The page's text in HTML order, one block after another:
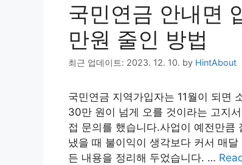
국민연금 안내면
만원 줄인 방법
최근 업데이트: 2023. 12. 10. by HintAbout
국민연금 지역가입자는 11월이 되면
30만 원이 넘게 오를 것이라는 고지
접 문의를 했습니다.사업이 예전만큼
냈을 때 불이익이 생각보다 커서 매
든 내용을 정리해 두었습니다. …